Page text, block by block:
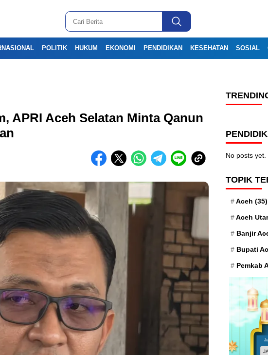
POLITIK HUKUM EKONOMI PENDIDIKAN KESEHATAN SOSIAL
APRI Aceh Selatan Minta Qanun
No posts yet.
TOPIK
Aceh (35)
Aceh
Banjir
Bupati
Pemkab